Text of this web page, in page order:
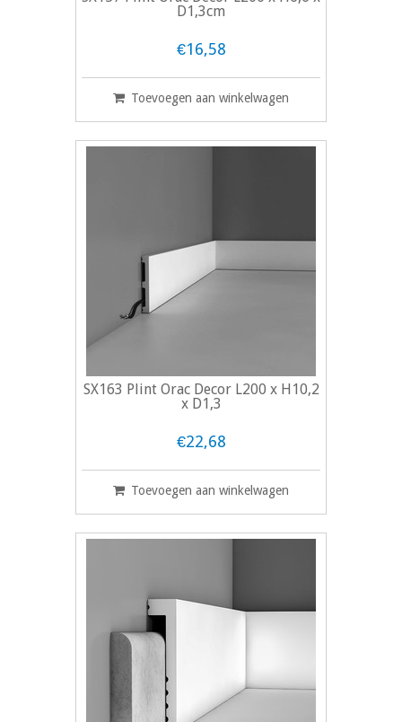
D1,3cm
€16,58
Toevoegen aan winkelwagen
SX163 Plint Orac Decor L200 x H10,2
x D1,3
€22,68
Toevoegen aan winkelwagen